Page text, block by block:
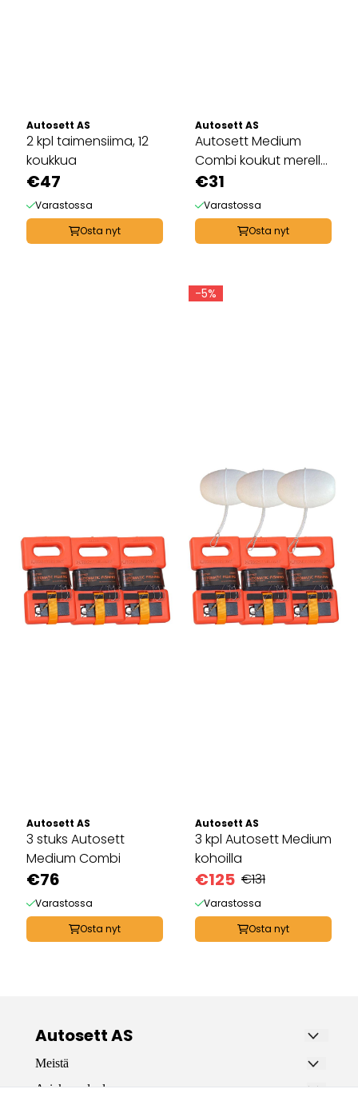
Autosett AS
2 kpl taimensiima, 12
koukkua
€47
Varastossa
Osta nyt
Autosett AS
Autosett Medium
Combi koukut merelle
ja makealle ...
€31
Varastossa
Osta nyt
Autosett AS
3 stuks Autosett
Medium Combi
€76
Varastossa
Osta nyt
-5%
Autosett AS
3 kpl Autosett Medium
kohoilla
€125 €131
Varastossa
Osta nyt
Autosett AS
Autosett AS on erikoisliike, joka myy
kalastusvälineitä mereen, vuonoihin ja
Meistä
AUTOSETT AS
Asiakaspalvelu